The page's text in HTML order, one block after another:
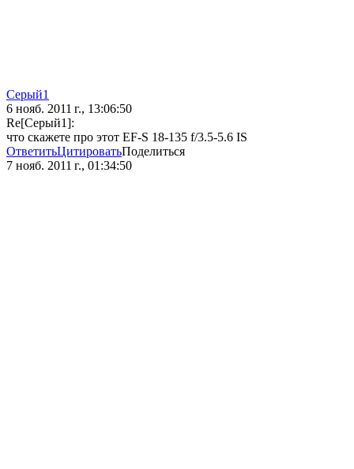
Серый1
6 нояб. 2011 г., 13:06:50
Re[Серый1]:
что скажете про этот EF-S 18-135 f/3.5-5.6 IS
ОтветитьЦитироватьПоделиться
7 нояб. 2011 г., 01:34:50